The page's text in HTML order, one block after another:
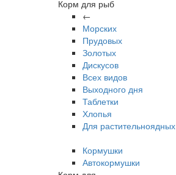
Корм для рыб
←
Морских
Прудовых
Золотых
Дискусов
Всех видов
Выходного дня
Таблетки
Хлопья
Для растительноядных
Кормушки
Автокормушки